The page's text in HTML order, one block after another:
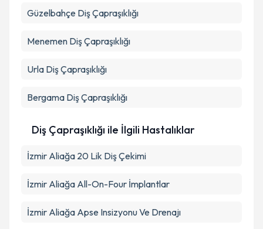
Güzelbahçe Diş Çapraşıklığı
Menemen Diş Çapraşıklığı
Urla Diş Çapraşıklığı
Bergama Diş Çapraşıklığı
Diş Çapraşıklığı ile İlgili Hastalıklar
İzmir Aliağa 20 Lik Diş Çekimi
İzmir Aliağa All-On-Four İmplantlar
İzmir Aliağa Apse Insizyonu Ve Drenajı